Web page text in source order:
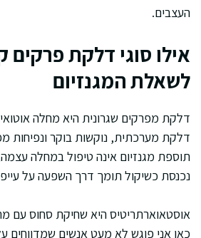
העצבים.
אילו סוגי דלקת פרקים
לשאלת המגנזיום
דלקת מפרקים שגרונית היא מחלה
דלקת מערכתית, נוקשות בוקר ונפיחות
תוספת מגנזיום אינה טיפול במחלה
נכנסת כשיקול תומך דרך השפעה על
אוסטאוארתריטיס היא שחיקת סחוס עם
כאן אני פוגש לא מעט אנשים